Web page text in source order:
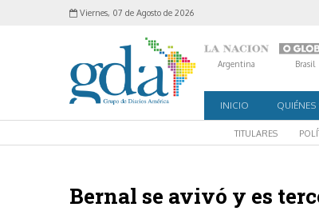
Viernes, 07 de Agosto de 2026
Argentina Brasil
INICIO
TITULARES
Bernal se avivó y es